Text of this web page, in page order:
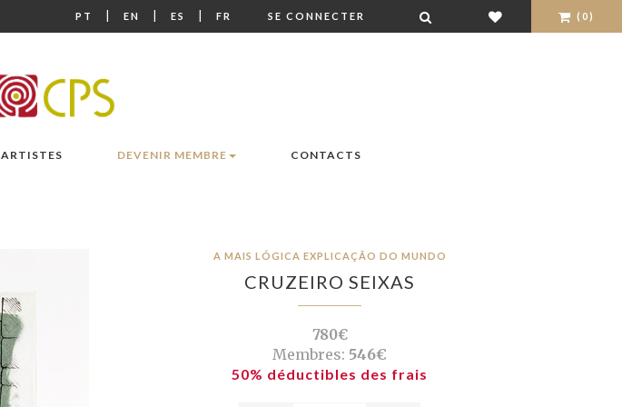
PT | EN | ES | FR SE CONNECTER (0)
ARTISTES DEVENIR MEMBRE CONTACTS
A MAIS LÓGICA EXPLICAÇÃO DO MUNDO
CRUZEIRO SEIXAS
780€
Membres: 546€
50% déductibles des frais